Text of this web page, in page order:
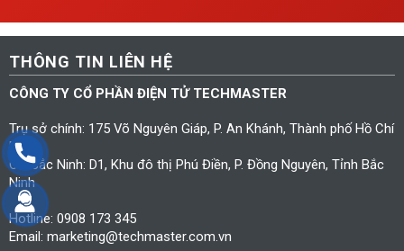
THÔNG TIN LIÊN HỆ
CÔNG TY CỔ PHẦN ĐIỆN TỬ TECHMASTER
Trụ sở chính: 175 Võ Nguyên Giáp, P. An Khánh, Thành phố Hồ Chí
Minh
CN Bắc Ninh: D1, Khu đô thị Phú Điền, P. Đồng Nguyên, Tỉnh Bắc
Ninh
Hotline: 0908 173 345
Email: marketing@techmaster.com.vn